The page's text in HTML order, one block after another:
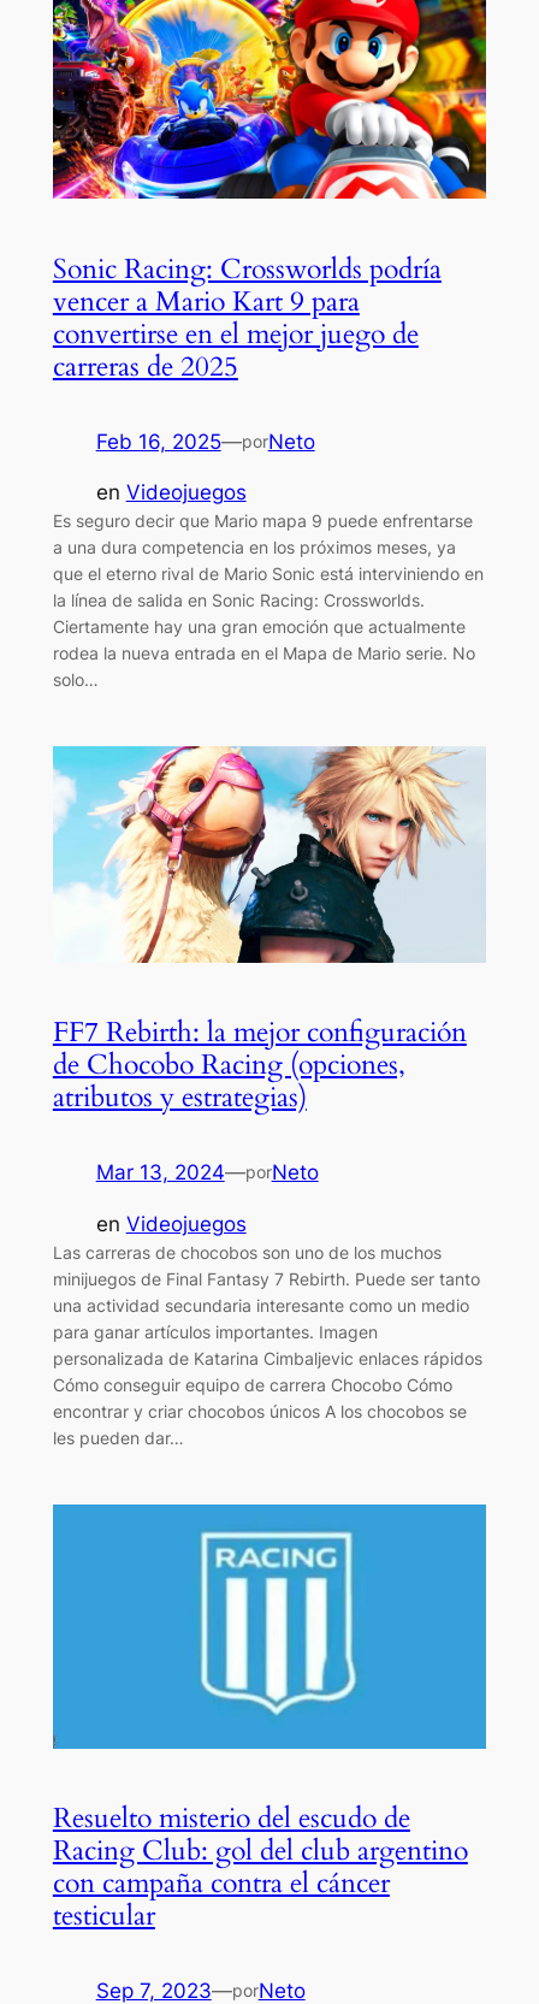
Sonic Racing: Crossworlds podría
vencer a Mario Kart 9 para
convertirse en el mejor juego de
carreras de 2025
Feb 16, 2025—porNeto
en Videojuegos
Es seguro decir que Mario mapa 9 puede enfrentarse
a una dura competencia en los próximos meses, ya
que el eterno rival de Mario Sonic está interviniendo en
la línea de salida en Sonic Racing: Crossworlds.
Ciertamente hay una gran emoción que actualmente
rodea la nueva entrada en el Mapa de Mario serie. No
solo…
FF7 Rebirth: la mejor configuración
de Chocobo Racing (opciones,
atributos y estrategias)
Mar 13, 2024—porNeto
en Videojuegos
Las carreras de chocobos son uno de los muchos
minijuegos de Final Fantasy 7 Rebirth. Puede ser tanto
una actividad secundaria interesante como un medio
para ganar artículos importantes. Imagen
personalizada de Katarina Cimbaljevic enlaces rápidos
Cómo conseguir equipo de carrera Chocobo Cómo
encontrar y criar chocobos únicos A los chocobos se
les pueden dar…
Resuelto misterio del escudo de
Racing Club: gol del club argentino
con campaña contra el cáncer
testicular
Sep 7, 2023—porNeto